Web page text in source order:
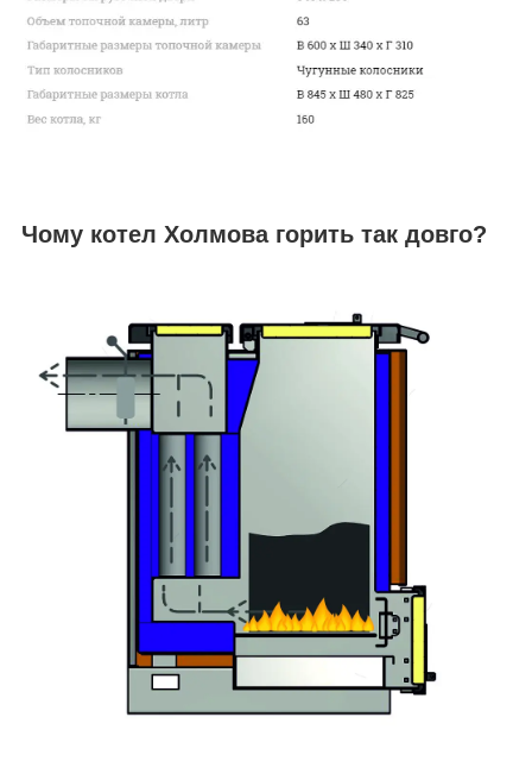
Чому котел Холмова горить так довго?